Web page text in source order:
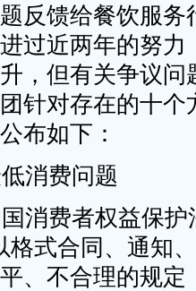
反馈给餐饮服
过近两年的努
，但有关争议
针对存在的十
布如下：
消费问题
消费者权益保护
格式合同、通知
、不合理的规